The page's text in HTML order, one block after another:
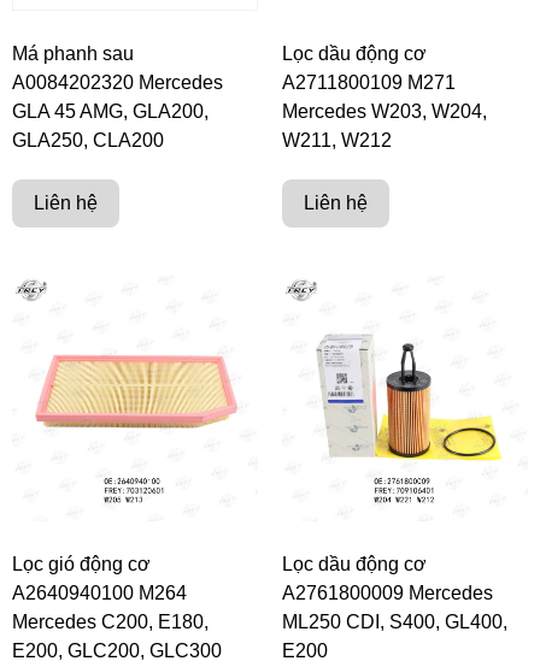
Má phanh sau
A0084202320 Mercedes
GLA 45 AMG, GLA200,
GLA250, CLA200
Liên hệ
Lọc dầu động cơ
A2711800109 M271
Mercedes W203, W204,
W211, W212
Liên hệ
Lọc gió động cơ
A2640940100 M264
Mercedes C200, E180,
E200, GLC200, GLC300
Lọc dầu động cơ
A2761800009 Mercedes
ML250 CDI, S400, GL400,
E200